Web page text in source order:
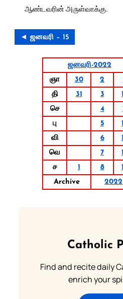
ஆண்டவரின் அருள்வாக்கு.
◄ ஜனவரி – 15
ஜனவரி-2022
ஞா
30 2
தி
31 3
செ
4
பு
5
வி
6
வெ
7
ச
1 8
Archive
2022
Catholic
Find and recite daily
enrich your